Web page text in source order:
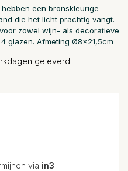
een bronskleurige
die het licht prachtig vangt.
zowel wijn- als decoratieve
glazen. Afmeting Ø8x21,5cm
geleverd
via in3